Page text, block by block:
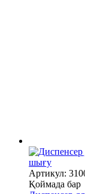
шығу
Артикул:
Қоймада бар